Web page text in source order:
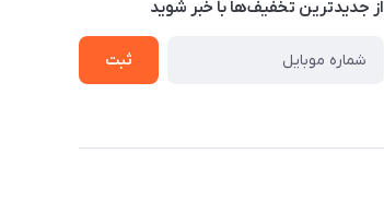
از جدید‌ترین تخفیف‌ها با‌ خبر شوید
ثبت